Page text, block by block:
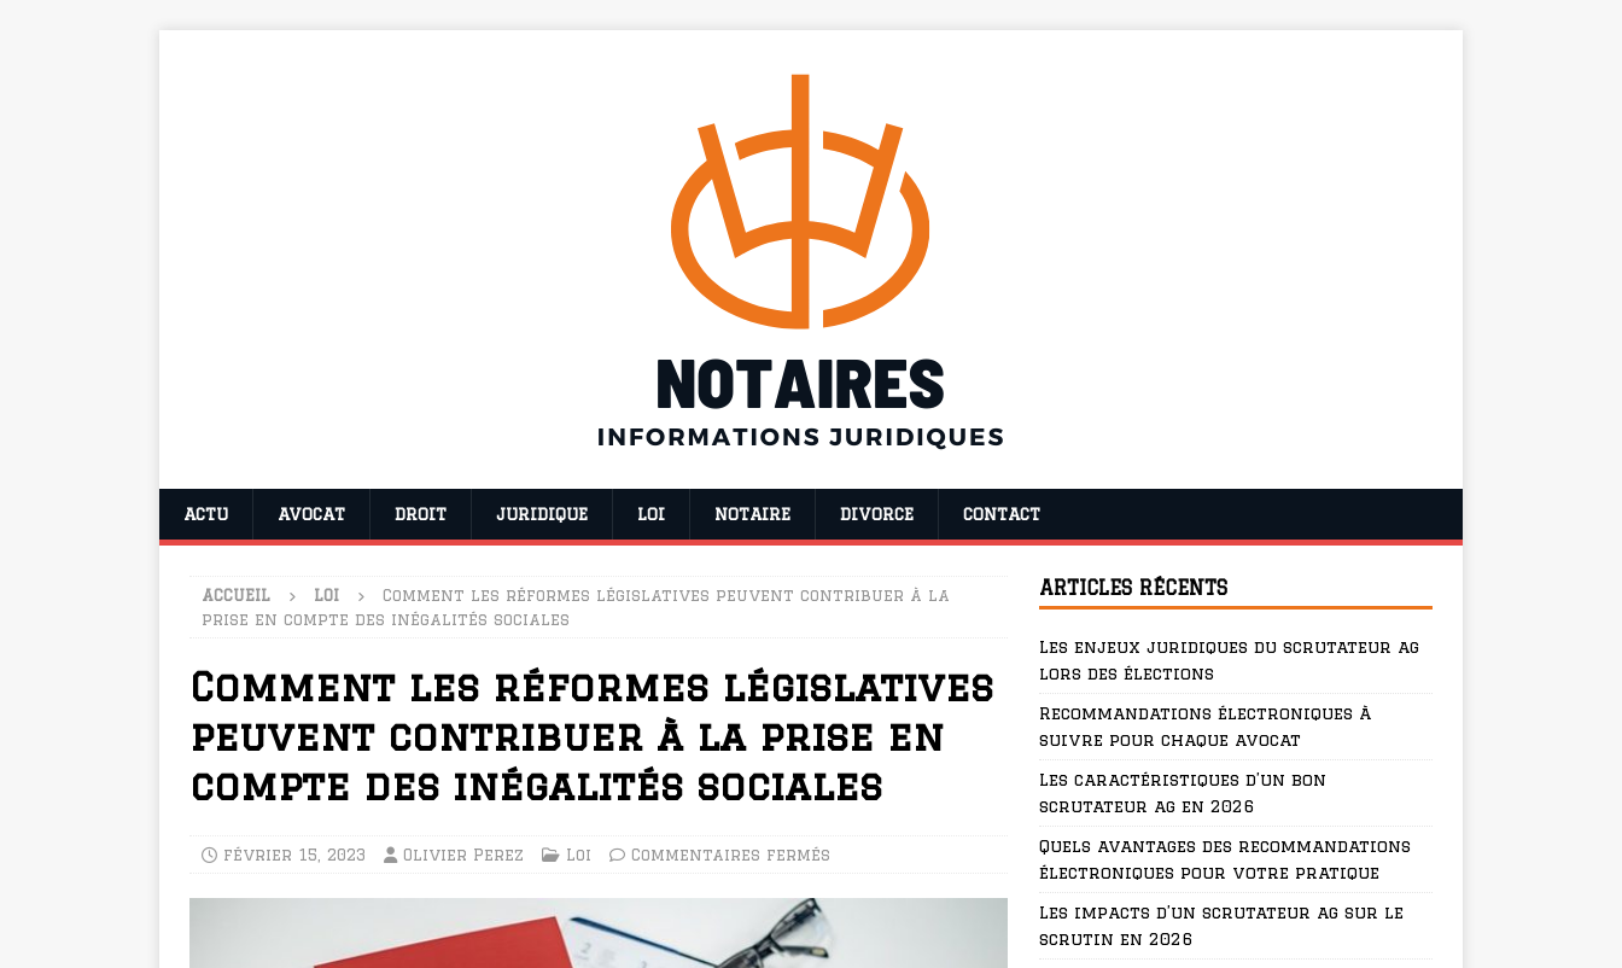
ACTU AVOCAT DROIT JURIDIQUE LOI NOTAIRE DIVORCE CONTACT
ACCUEIL LOI
Comment les réformes législatives peuvent contribuer à la
prise en compte des inégalités sociales
Comment les réformes législatives
peuvent contribuer à la prise en
compte des inégalités sociales
février 15, 2023 Olivier Perez Loi Commentaires fermés
ARTICLES RÉCENTS
Les enjeux juridiques du scrutateur ag
lors des élections
Recommandations électroniques à
suivre pour chaque avocat
Les caractéristiques d’un bon
scrutateur ag en 2026
Quels avantages des recommandations
électroniques pour votre pratique
Les impacts d’un scrutateur ag sur le
scrutin en 2026